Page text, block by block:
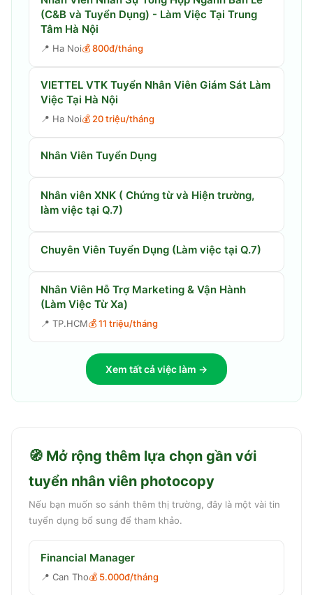
(C&B và Tuyển Dụng) - Làm Việc Tại Trung
Tâm Hà Nội
📍 Ha Noi💰800đ/tháng
VIETTEL VTK Tuyển Nhân Viên Giám Sát Làm
Việc Tại Hà Nội
📍 Ha Noi💰 20 triệu/tháng
Nhân Viên Tuyển Dụng
Nhân viên XNK ( Chứng từ và Hiện trường,
làm việc tại Q.7)
Chuyên Viên Tuyển Dụng (Làm việc tại Q.7)
Nhân Viên Hỗ Trợ Marketing & Vận Hành
(Làm Việc Từ Xa)
📍 TP.HCM💰11 triệu/tháng
Xem tất cả việc làm →
🧭 Mở rộng thêm lựa chọn gần với
tuyển nhân viên photocopy
Nếu bạn muốn so sánh thêm thị trường, đây là một vài tin
tuyển dụng bổ sung để tham khảo.
Financial Manager
📍 Can Tho💰 5.000đ/tháng